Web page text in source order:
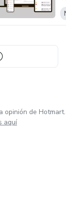
opinión de Hotmart.
aquí